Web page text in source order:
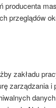
producenta
przeglądów
zakładu
zarządzania i